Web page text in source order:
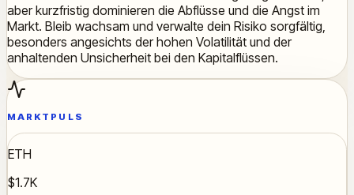
aber kurzfristig dominieren die Abflüsse und die Angst im
Markt. Bleib wachsam und verwalte dein Risiko sorgfältig,
besonders angesichts der hohen Volatilität und der
anhaltenden Unsicherheit bei den Kapitalflüssen.
MARKTPULS
ETH
$1.7K